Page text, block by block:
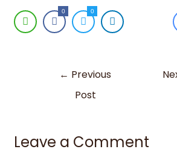
0 0
← Previous
Post
Leave a Comment